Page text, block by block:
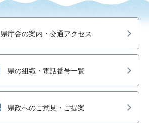
県庁舎の案内・交通アクセス
県の組織・電話番号一覧
県政へのご意見・ご提案